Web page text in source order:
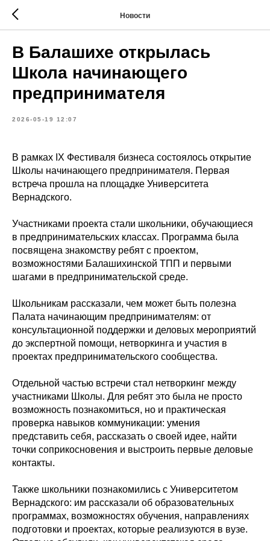
Новости
В Балашихе открылась
Школа начинающего
предпринимателя
2026-05-19 12:07
В рамках IX Фестиваля бизнеса состоялось открытие
Школы начинающего предпринимателя. Первая
встреча прошла на площадке Университета
Вернадского.
Участниками проекта стали школьники, обучающиеся
в предпринимательских классах. Программа была
посвящена знакомству ребят с проектом,
возможностями Балашихинской ТПП и первыми
шагами в предпринимательской среде.
Школьникам рассказали, чем может быть полезна
Палата начинающим предпринимателям: от
консультационной поддержки и деловых мероприятий
до экспертной помощи, нетворкинга и участия в
проектах предпринимательского сообщества.
Отдельной частью встречи стал нетворкинг между
участниками Школы. Для ребят это была не просто
возможность познакомиться, но и практическая
проверка навыков коммуникации: умения
представить себя, рассказать о своей идее, найти
точки соприкосновения и выстроить первые деловые
контакты.
Также школьники познакомились с Университетом
Вернадского: им рассказали об образовательных
программах, возможностях обучения, направлениях
подготовки и проектах, которые реализуются в вузе.